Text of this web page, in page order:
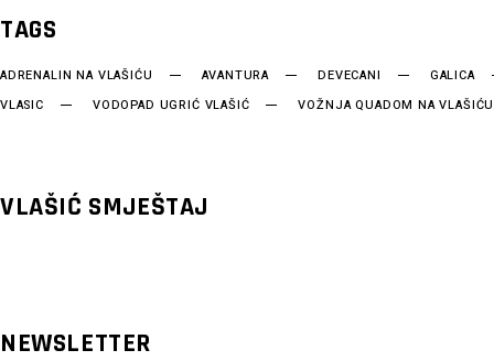
TAGS
ADRENALIN NA VLAŠIĆU AVANTURA DEVECANI
GALICA
VLASIC
VODOPAD UGRIĆ VLAŠIĆ VOŽNJA QUADOM NA VLAŠIĆU
VLAŠIĆ SMJEŠTAJ
NEWSLETTER